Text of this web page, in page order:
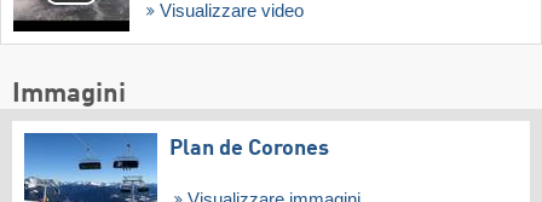
Visualizzare video
Immagini
Plan de Corones